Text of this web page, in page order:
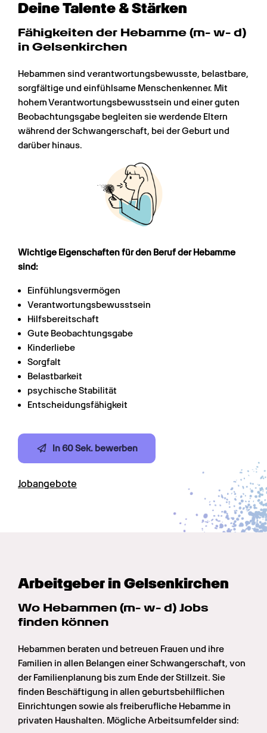
Deine Talente & Stärken
Fähigkeiten der Hebamme (m- w- d)
in Gelsenkirchen
Hebammen sind verantwortungsbewusste, belastbare,
sorgfältige und einfühlsame Menschenkenner. Mit
hohem Verantwortungsbewusstsein und einer guten
Beobachtungsgabe begleiten sie werdende Eltern
während der Schwangerschaft, bei der Geburt und
darüber hinaus.
Wichtige Eigenschaften für den Beruf der Hebamme
sind:
Einfühlungsvermögen
Verantwortungsbewusstsein
Hilfsbereitschaft
Gute Beobachtungsgabe
Kinderliebe
Sorgfalt
Belastbarkeit
psychische Stabilität
Entscheidungsfähigkeit
In 60 Sek. bewerben
Jobangebote
Arbeitgeber in Gelsenkirchen
Wo Hebammen (m- w- d) Jobs
finden können
Hebammen beraten und betreuen Frauen und ihre
Familien in allen Belangen einer Schwangerschaft, von
der Familienplanung bis zum Ende der Stillzeit. Sie
finden Beschäftigung in allen geburtsbehilflichen
Einrichtungen sowie als freiberufliche Hebamme in
privaten Haushalten. Mögliche Arbeitsumfelder sind: